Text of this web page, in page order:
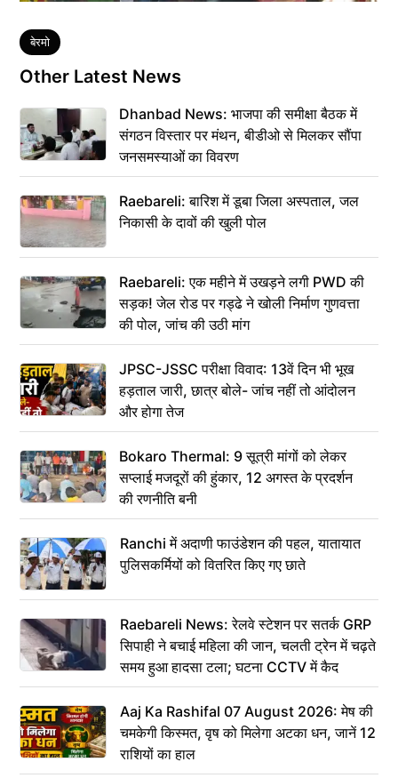
Tags
बेरमो
Other Latest News
Dhanbad News: भाजपा की समीक्षा बैठक में
संगठन विस्तार पर मंथन, बीडीओ से मिलकर सौंपा
जनसमस्याओं का विवरण
Raebareli: बारिश में डूबा जिला अस्पताल, जल
निकासी के दावों की खुली पोल
Raebareli: एक महीने में उखड़ने लगी PWD की
सड़क! जेल रोड पर गड्ढे ने खोली निर्माण गुणवत्ता
की पोल, जांच की उठी मांग
JPSC-JSSC परीक्षा विवाद: 13वें दिन भी भूख
हड़ताल जारी, छात्र बोले- जांच नहीं तो आंदोलन
और होगा तेज
Bokaro Thermal: 9 सूत्री मांगों को लेकर
सप्लाई मजदूरों की हुंकार, 12 अगस्त के प्रदर्शन
की रणनीति बनी
Ranchi में अदाणी फाउंडेशन की पहल, यातायात
पुलिसकर्मियों को वितरित किए गए छाते
Raebareli News: रेलवे स्टेशन पर सतर्क GRP
सिपाही ने बचाई महिला की जान, चलती ट्रेन में चढ़ते
समय हुआ हादसा टला; घटना CCTV में कैद
Aaj Ka Rashifal 07 August 2026: मेष की
चमकेगी किस्मत, वृष को मिलेगा अटका धन, जानें 12
राशियों का हाल